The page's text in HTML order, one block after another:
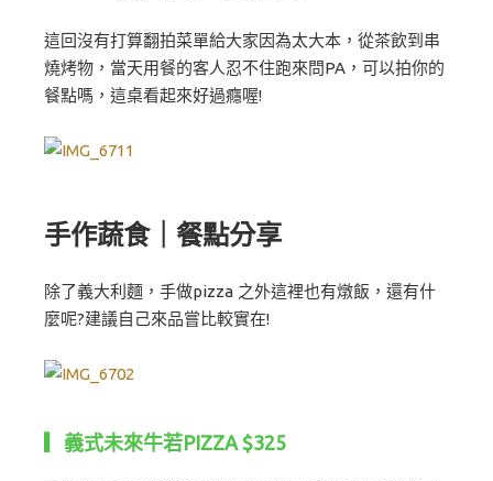
這回沒有打算翻拍菜單給大家因為太大本，從茶飲到串
燒烤物，當天用餐的客人忍不住跑來問PA，可以拍你的
餐點嗎，這桌看起來好過癮喔!
手作蔬食｜餐點分享
除了義大利麵，手做pizza 之外這裡也有燉飯，還有什
麼呢?建議自己來品嘗比較實在!
▎義式未來牛若PIZZA $325